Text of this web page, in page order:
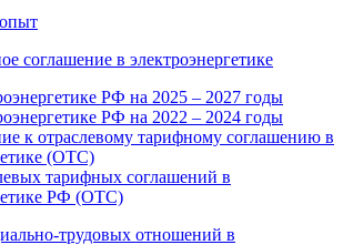
соглашение в электроэнергетике
РФ на 2025 – 2027 годы
РФ на 2022 – 2024 годы
к отраслевому тарифному соглашению в
(ОТС)
тарифных соглашений в
РФ (ОТС)
трудовых отношений в